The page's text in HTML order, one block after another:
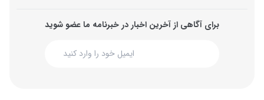
برای آگاهی از آخرین اخبار در خبرنامه ما عضو شوید